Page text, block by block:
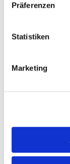
Präferenzen
Statistiken
Marketing